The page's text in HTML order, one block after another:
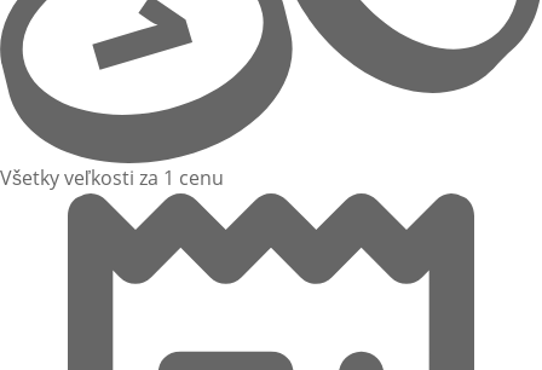
Všetky veľkosti za 1 cenu